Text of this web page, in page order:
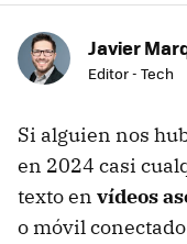
Javier
Editor - Tech
Si alguien nos
en 2024 casi
texto en vídeos
o móvil